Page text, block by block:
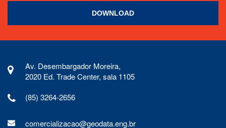
DOWNLOAD
Av. Desembargador Moreira,
2020 Ed. Trade Center, sala 1105
(85) 3264-2656
comercializacao@geodata.eng.br